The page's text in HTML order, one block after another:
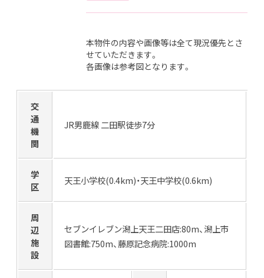
本物件の内容や画像等は全て現況優先とさ
せていただきます。
各画像は参考図となります。
交
通
機
関
JR男鹿線 二田駅徒歩7分
学
区
天王小学校(0.4km)・天王中学校(0.6km)
周
辺
施
設
セブンイレブン潟上天王二田店:80m、潟上市
図書館:750m、藤原記念病院:1000m